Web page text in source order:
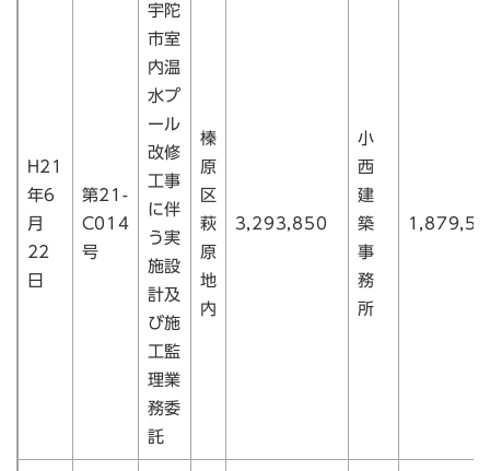
H21
年6
月
22
日
第21-
C014
号
宇陀
市室
内温
水プ
ール
改修
工事
に伴
う実
施設
計及
び施
工監
理業
務委
託
榛
原
区
萩
原
地
内
3,293,850
小
西
建
築
事
務
所